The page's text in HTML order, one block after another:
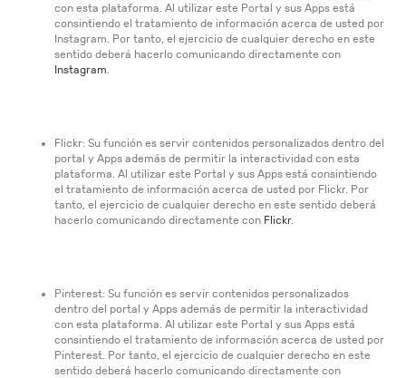
con esta plataforma. Al utilizar este Portal y sus Apps está
consintiendo el tratamiento de información acerca de usted por
Instagram. Por tanto, el ejercicio de cualquier derecho en este
sentido deberá hacerlo comunicando directamente con
Instagram.
Flickr: Su función es servir contenidos personalizados dentro del
portal y Apps además de permitir la interactividad con esta
plataforma. Al utilizar este Portal y sus Apps está consintiendo
el tratamiento de información acerca de usted por Flickr. Por
tanto, el ejercicio de cualquier derecho en este sentido deberá
hacerlo comunicando directamente con Flickr.
Pinterest: Su función es servir contenidos personalizados
dentro del portal y Apps además de permitir la interactividad
con esta plataforma. Al utilizar este Portal y sus Apps está
consintiendo el tratamiento de información acerca de usted por
Pinterest. Por tanto, el ejercicio de cualquier derecho en este
sentido deberá hacerlo comunicando directamente con